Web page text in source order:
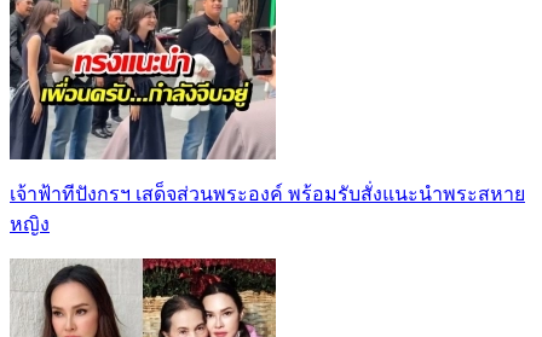
เจ้าฟ้าทีปังกรฯ เสด็จส่วนพระองค์ พร้อมรับสั่งแนะนำพระสหาย
หญิง